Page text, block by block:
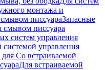
монтажа и
писсуараЗапасные
смывом писсуара
систем управления
системой управления
Со встраиваемой
Для встраиваемой